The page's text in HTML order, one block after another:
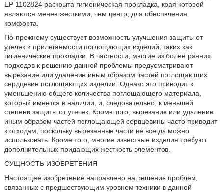
ЕР 1102824 раскрыта гигиеническая прокладка, края которой
являются менее жесткими, чем центр, для обеспечения
комфорта.
По-прежнему существует возможность улучшения защиты от
утечек и прилегаемости поглощающих изделий, таких как
гигиенические прокладки. В частности, многие из более ранних
подходов к решению данной проблемы предусматривают
вырезание или удаление иным образом частей поглощающих
сердцевин поглощающих изделий. Однако это приводит к
уменьшению общего количества поглощающего материала,
который имеется в наличии, и, следовательно, к меньшей
степени защиты от утечек. Кроме того, вырезание или удаление
иным образом частей поглощающей сердцевины часто приводит
к отходам, поскольку вырезанные части не всегда можно
использовать. Кроме того, многие известные изделия требуют
дополнительных придающих жесткость элементов.
СУЩНОСТЬ ИЗОБРЕТЕНИЯ
Настоящее изобретение направлено на решение проблем,
связанных с предшествующим уровнем техники в данной